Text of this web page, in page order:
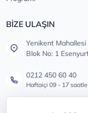
BİZE ULAŞIN
Yenikent
Blok No: 1
0212 450 60 40
Haftaiçi 09 - 17